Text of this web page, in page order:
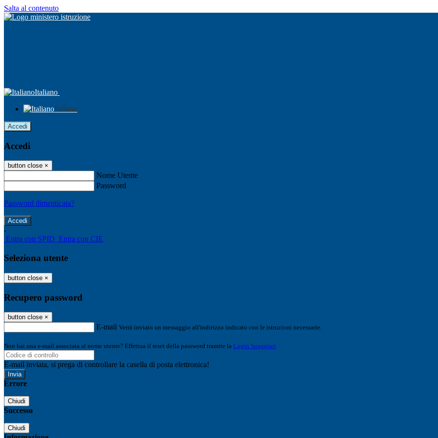
Salta al contenuto
Italiano
Italiano
Accedi
Accedi
button close ×
Nome Utente
Password
Password dimenticata?
-
Entra con SPID Entra con CIE
Seleziona utente
button close ×
Recupero password
button close ×
E-mail Verrà inviato un messaggio all'indirizzo indicato con le istruzioni necessarie.
Non hai una e-mail associata al nome utente? Effettua il reset della password tramite la Login Spaggiari
E-mail inviata, si prega di controllare la casella di posta elettronica!
Errore
Chiudi
Successo
Chiudi